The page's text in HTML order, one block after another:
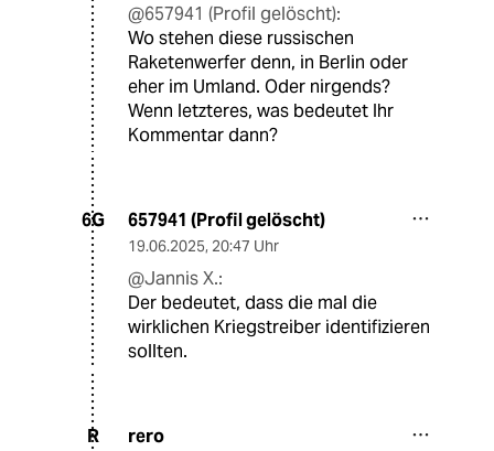
@657941 (Profil gelöscht):
Wo stehen diese russischen
Raketenwerfer denn, in Berlin oder
eher im Umland. Oder nirgends?
Wenn letzteres, was bedeutet Ihr
Kommentar dann?
6G 657941 (Profil gelöscht)
19.06.2025, 20:47 Uhr
@Jannis X.:
Der bedeutet, dass die mal die
wirklichen Kriegstreiber identifizieren
sollten.
R rero